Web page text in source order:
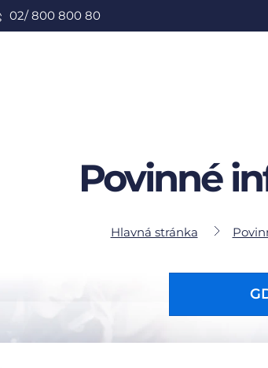
02/ 800 800 80
Povinné
Hlavná stránka